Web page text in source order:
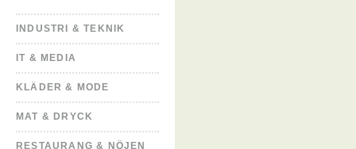
INDUSTRI & TEKNIK
IT & MEDIA
KLÄDER & MODE
MAT & DRYCK
RESTAURANG & NÖJEN